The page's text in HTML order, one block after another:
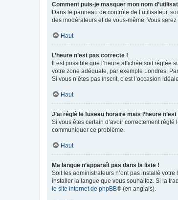
Comment puis-je masquer mon nom
Dans le panneau de contrôle de l’utilisateur,
des modérateurs et de vous-même. Vous
Haut
L’heure n’est pas correcte !
Il est possible que l’heure affichée soit réglée
votre zone adéquate, par exemple Londres,
Si vous n’êtes pas inscrit, c’est l’occasion
Haut
J’ai réglé le fuseau horaire mais l’heure
Si vous êtes certain d’avoir correctement
communiquer ce problème.
Haut
Ma langue n’apparaît pas dans la liste !
Soit les administrateurs n’ont pas installé
installer la langue que vous souhaitez. Si la
le site internet de phpBB® (en anglais).